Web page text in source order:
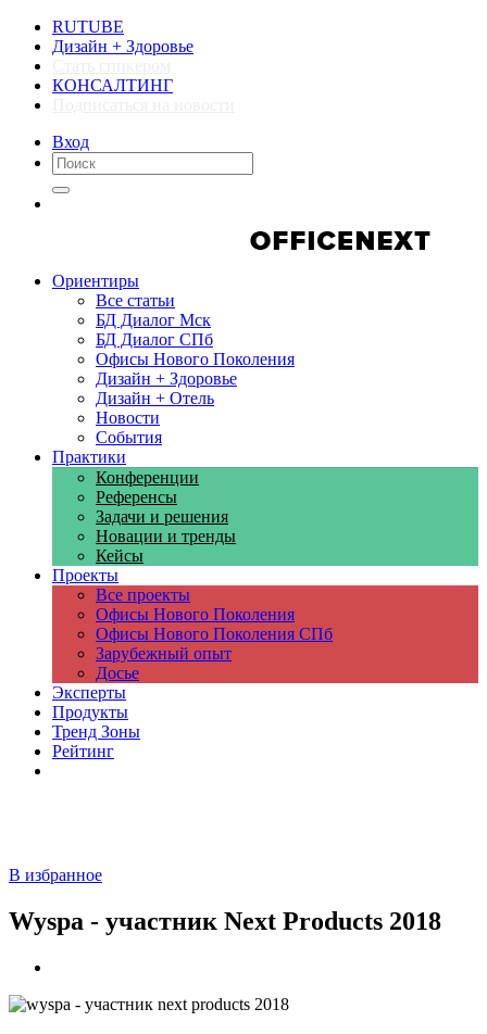
RUTUBE
Дизайн + Здоровье
КОНСАЛТИНГ
Вход
Ориентиры
Все статьи
БД Диалог Мск
БД Диалог СПб
Офисы Нового Поколения
Дизайн + Здоровье
Дизайн + Отель
Новости
События
Практики
Конференции
Референсы
Задачи и решения
Новации и тренды
Кейсы
Проекты
Все проекты
Офисы Нового Поколения
Офисы Нового Поколения СПб
Зарубежный опыт
Досье
Эксперты
Продукты
Тренд Зоны
Рейтинг
В избранное
Wyspa - участник Next Products 2018